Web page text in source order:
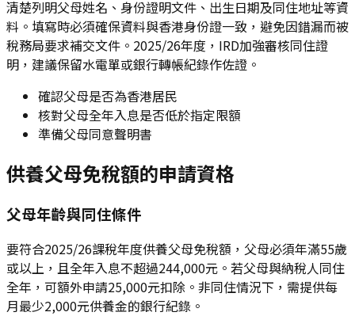
清楚列明父母姓名、身份證明文件、出生日期及同住地址等資
料。填寫時必須確保資料與香港身份證一致，避免因錯漏而被
稅務局要求補交文件。2025/26年度，IRD加強審核同住證
明，建議保留水電單或銀行轉帳紀錄作佐證。
確認父母是否為香港居民
核對父母全年入息是否低於指定限額
準備父母同意聲明書
供養父母免稅額的申請資格
父母年齡與同住條件
要符合2025/26課稅年度供養父母免稅額，父母必須年滿55歲
或以上，且全年入息不超過244,000元。若父母與納稅人同住
全年，可額外申請25,000元扣除。非同住情況下，需提供每
月最少2,000元供養金的銀行紀錄。